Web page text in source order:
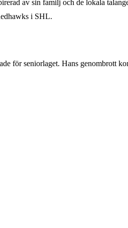
av sin familj och de lokala
i SHL.
för seniorlaget. Hans genombrott